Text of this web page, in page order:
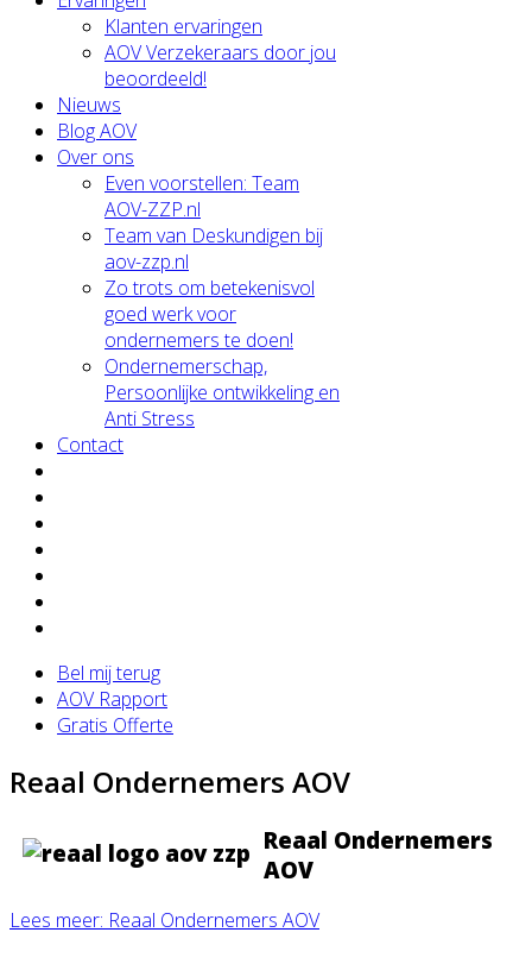
Klanten ervaringen
AOV Verzekeraars door jou
beoordeeld!
Nieuws
Blog AOV
Over ons
Even voorstellen: Team
AOV-ZZP.nl
Team van Deskundigen bij
aov-zzp.nl
Zo trots om betekenisvol
goed werk voor
ondernemers te doen!
Ondernemerschap,
Persoonlijke ontwikkeling en
Anti Stress
Contact
Bel mij terug
AOV Rapport
Gratis Offerte
Reaal Ondernemers AOV
Reaal Ondernemers
AOV
Lees meer: Reaal Ondernemers AOV